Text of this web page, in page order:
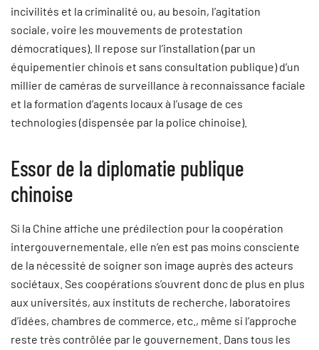
incivilités et la criminalité ou, au besoin, l’agitation
sociale, voire les mouvements de protestation
démocratiques). Il repose sur l’installation (par un
équipementier chinois et sans consultation publique) d’un
millier de caméras de surveillance à reconnaissance faciale
et la formation d’agents locaux à l’usage de ces
technologies (dispensée par la police chinoise).
Essor de la diplomatie publique
chinoise
Si la Chine affiche une prédilection pour la coopération
intergouvernementale, elle n’en est pas moins consciente
de la nécessité de soigner son image auprès des acteurs
sociétaux. Ses coopérations s’ouvrent donc de plus en plus
aux universités, aux instituts de recherche, laboratoires
d’idées, chambres de commerce, etc., même si l’approche
reste très contrôlée par le gouvernement. Dans tous les